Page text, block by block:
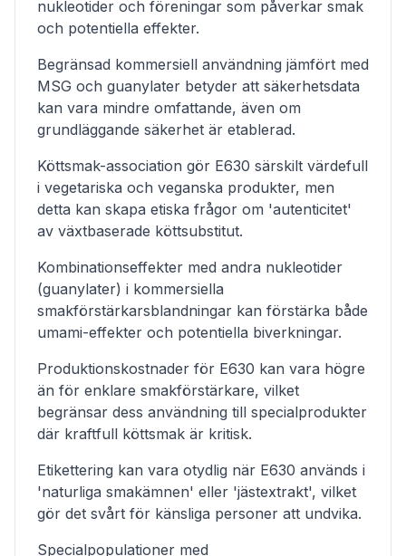
nukleotider och föreningar som påverkar smak
och potentiella effekter.
Begränsad kommersiell användning jämfört med
MSG och guanylater betyder att säkerhetsdata
kan vara mindre omfattande, även om
grundläggande säkerhet är etablerad.
Köttsmak-association gör E630 särskilt värdefull
i vegetariska och veganska produkter, men
detta kan skapa etiska frågor om 'autenticitet'
av växtbaserade köttsubstitut.
Kombinationseffekter med andra nukleotider
(guanylater) i kommersiella
smakförstärkarsblandningar kan förstärka både
umami-effekter och potentiella biverkningar.
Produktionskostnader för E630 kan vara högre
än för enklare smakförstärkare, vilket
begränsar dess användning till specialprodukter
där kraftfull köttsmak är kritisk.
Etikettering kan vara otydlig när E630 används i
'naturliga smakämnen' eller 'jästextrakt', vilket
gör det svårt för känsliga personer att undvika.
Specialpopulationer med